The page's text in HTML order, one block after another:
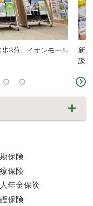
3分、イオンモール
新
談
保険
保険
年金保険
保険